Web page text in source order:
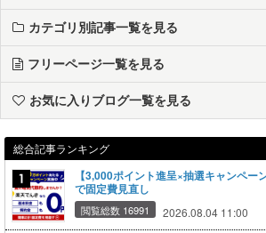
カテゴリ別記事一覧を見る
フリーページ一覧を見る
お気に入りブログ一覧を見る
総合記事ランキング
【3,000ポイント進呈×抽選キャンペー
で固定費見直し
閲覧総数 16991 2026.08.04 11:00